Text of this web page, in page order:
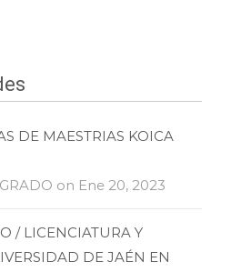
DE MAESTRIAS KOICA
on Ene 20, 2023
/ LICENCIATURA Y
DE JAÉN EN